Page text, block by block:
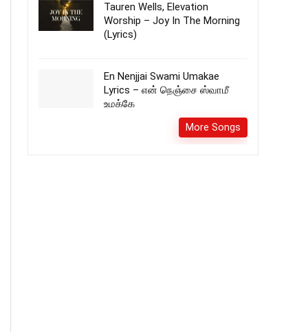
Tauren Wells, Elevation
Worship – Joy In The Morning
(Lyrics)
En Nenjjai Swami Umakae
Lyrics – என் நெஞ்சை ஸ்வாமீ
உமக்கே
More Songs